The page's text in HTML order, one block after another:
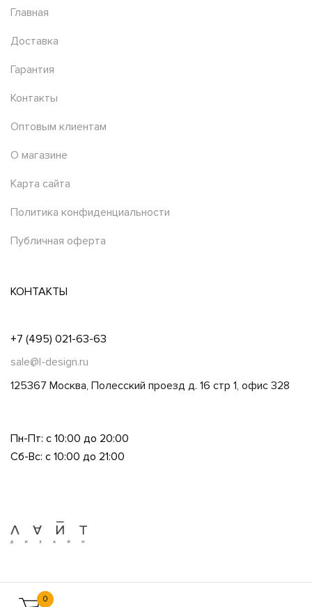
0
Главная
Доставка
Гарантия
Контакты
Оптовым клиентам
О магазине
Карта сайта
Политика конфиденциальности
Публичная оферта
КОНТАКТЫ
+7 (495) 021-63-63
sale@l-design.ru
125367 Москва, Полесский проезд д. 16 стр 1, офис 328
Пн-Пт: с 10:00 до 20:00
Сб-Вс: с 10:00 до 21:00